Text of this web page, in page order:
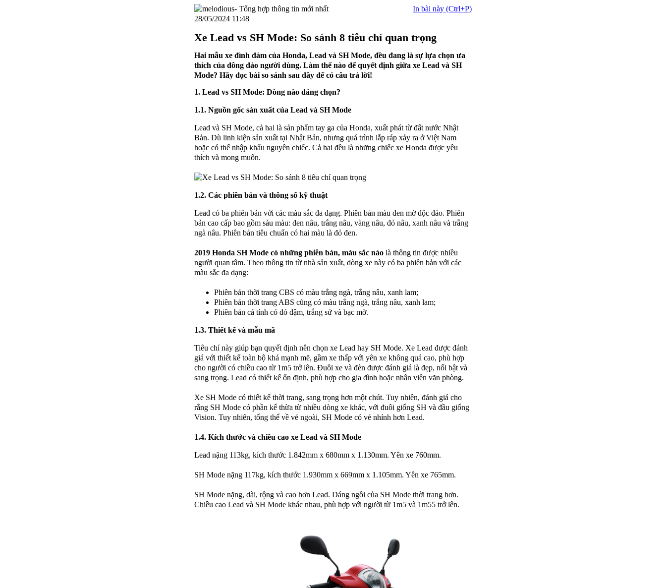
28/05/2024 11:48
In bài này (Ctrl+P)
Xe Lead vs SH Mode: So sánh 8 tiêu chí quan trọng
Hai mẫu xe đình đám của Honda, Lead và SH Mode, đều đang là sự lựa chọn ưa
thích của đông đảo người dùng. Làm thế nào để quyết định giữa xe Lead và SH
Mode? Hãy đọc bài so sánh sau đây để có câu trả lời!
1. Lead vs SH Mode: Dòng nào đáng chọn?
1.1. Nguồn gốc sản xuất của Lead và SH Mode
Lead và SH Mode, cả hai là sản phẩm tay ga của Honda, xuất phát từ đất nước Nhật
Bản. Dù linh kiện sản xuất tại Nhật Bản, nhưng quá trình lắp ráp xảy ra ở Việt Nam
hoặc có thể nhập khẩu nguyên chiếc. Cả hai đều là những chiếc xe Honda được yêu
thích và mong muốn.
1.2. Các phiên bản và thông số kỹ thuật
Lead có ba phiên bản với các màu sắc đa dạng. Phiên bản màu đen mờ độc đáo. Phiên
bản cao cấp bao gồm sáu màu: đen nâu, trắng nâu, vàng nâu, đỏ nâu, xanh nâu và trắng
ngà nâu. Phiên bản tiêu chuẩn có hai màu là đỏ đen.
2019 Honda SH Mode có những phiên bản, màu sắc nào là thông tin được nhiều
người quan tâm. Theo thông tin từ nhà sản xuất, dòng xe này có ba phiên bản với các
màu sắc đa dạng:
Phiên bản thời trang CBS có màu trắng ngà, trắng nâu, xanh lam;
Phiên bản thời trang ABS cũng có màu trắng ngà, trắng nâu, xanh lam;
Phiên bản cá tính có đỏ đậm, trắng sứ và bạc mờ.
1.3. Thiết kế và mẫu mã
Tiêu chí này giúp bạn quyết định nên chọn xe Lead hay SH Mode. Xe Lead được đánh
giá với thiết kế toàn bộ khá mạnh mẽ, gầm xe thấp với yên xe không quá cao, phù hợp
cho người có chiều cao từ 1m5 trở lên. Đuôi xe và đèn được đánh giá là đẹp, nổi bật và
sang trọng. Lead có thiết kế ổn định, phù hợp cho gia đình hoặc nhân viên văn phòng.
Xe SH Mode có thiết kế thời trang, sang trọng hơn một chút. Tuy nhiên, đánh giá cho
rằng SH Mode có phần kế thừa từ nhiều dòng xe khác, với đuôi giống SH và đầu giống
Vision. Tuy nhiên, tổng thể về vẻ ngoài, SH Mode có vẻ nhỉnh hơn Lead.
1.4. Kích thước và chiều cao xe Lead và SH Mode
Lead nặng 113kg, kích thước 1.842mm x 680mm x 1.130mm. Yên xe 760mm.
SH Mode nặng 117kg, kích thước 1.930mm x 669mm x 1.105mm. Yên xe 765mm.
SH Mode nặng, dài, rộng và cao hơn Lead. Dáng ngồi của SH Mode thời trang hơn.
Chiều cao Lead và SH Mode khác nhau, phù hợp với người từ 1m5 và 1m55 trở lên.